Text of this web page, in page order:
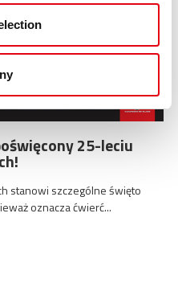
25-leciu
stanowi szczególne święto
oznacza ćwierć...